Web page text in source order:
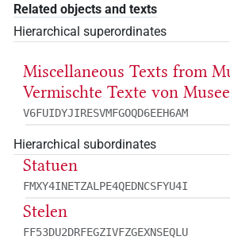
Related objects and texts
Hierarchical superordinates
Miscellaneous Texts from
Vermischte Texte von
V6FUIDYJIRESVMFGOQD6EEH6AM
Hierarchical subordinates
Statuen
FMXY4INETZALPE4QEDNCSFYU4I
Stelen
FF53DU2DRFEGZIVFZGEXNSEQLU